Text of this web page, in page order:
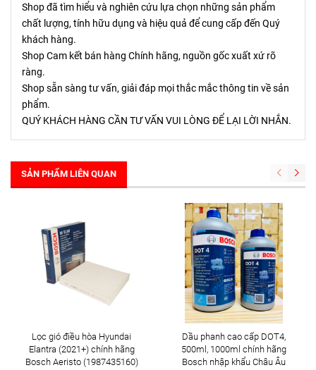
Shop đã tìm hiểu và nghiên cứu lựa chọn những sản phẩm
chất lượng, tính hữu dụng và hiệu quả để cung cấp đến Quý
khách hàng.
Shop Cam kết bán hàng Chính hãng, nguồn gốc xuất xứ rõ
ràng.
Shop sẵn sàng tư vấn, giải đáp mọi thắc mắc thông tin về sản
phẩm.
QUÝ KHÁCH HÀNG CẦN TƯ VẤN VUI LÒNG ĐỂ LẠI LỜI NHẮN.
SẢN PHẨM LIÊN QUAN
Lọc gió điều hòa Hyundai
Elantra (2021+) chính hãng
Bosch Aeristo (1987435160)
Dầu phanh cao cấp DOT4,
500ml, 1000ml chính hãng
Bosch nhập khẩu Châu Âu